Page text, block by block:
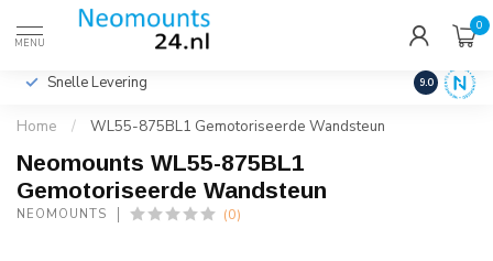
MENU
0
Incl. btw
Snelle Levering Hoge
9.0
Home / WL55-875BL1 Gemotoriseerde Wandsteun
Neomounts WL55-875BL1
Gemotoriseerde Wandsteun
NEOMOUNTS (0)